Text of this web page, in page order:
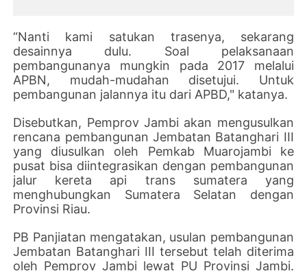
“Nanti kami satukan trasenya, sekarang
desainnya dulu. Soal pelaksanaan
pembangunanya mungkin pada 2017 melalui
APBN, mudah-mudahan disetujui. Untuk
pembangunan jalannya itu dari APBD," katanya.
Disebutkan, Pemprov Jambi akan mengusulkan
rencana pembangunan Jembatan Batanghari III
yang diusulkan oleh Pemkab Muarojambi ke
pusat bisa diintegrasikan dengan pembangunan
jalur kereta api trans sumatera yang
menghubungkan Sumatera Selatan dengan
Provinsi Riau.
PB Panjiatan mengatakan, usulan pembangunan
Jembatan Batanghari III tersebut telah diterima
oleh Pemprov Jambi lewat PU Provinsi Jambi.